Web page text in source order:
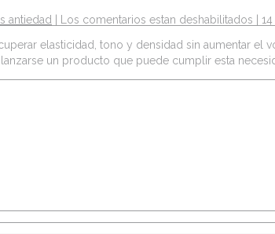
antiedad Los comentarios estan deshabilitados |
elasticidad, tono y densidad sin aumentar
un producto que puede cumplir esta